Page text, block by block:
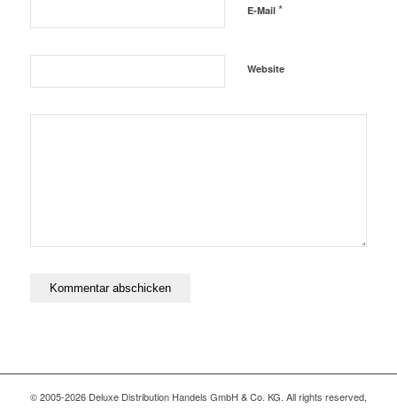
E-Mail *
Website
© 2005-2026 Deluxe Distribution Handels GmbH & Co. KG. All rights reserved,